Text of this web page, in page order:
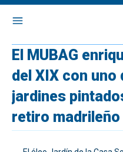
El MUBAG
del XIX con
jardines
retiro madrileño